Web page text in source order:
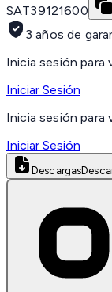
SAT39121600
3 años de
Inicia sesión para
Iniciar Sesión
Inicia sesión para
Iniciar Sesión
Descargas